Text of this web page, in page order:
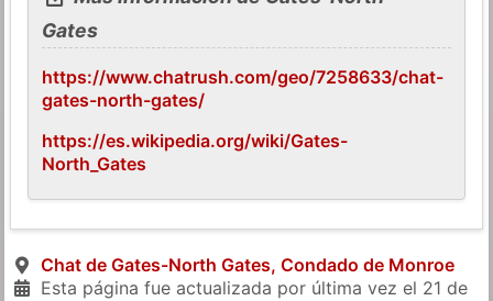
Gates
https://www.chatrush.com/geo/7258633/chat-
gates-north-gates/
https://es.wikipedia.org/wiki/Gates-
North_Gates
Chat de Gates-North Gates, Condado de Monroe
Esta página fue actualizada por última vez el 21 de